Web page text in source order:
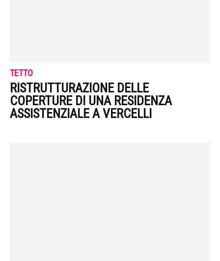
TETTO
RISTRUTTURAZIONE DELLE
COPERTURE DI UNA RESIDENZA
ASSISTENZIALE A VERCELLI